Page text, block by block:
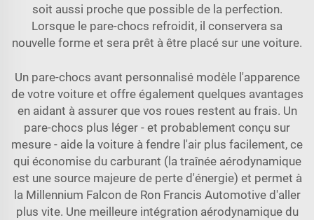
soit aussi proche que possible de la perfection.
Lorsque le pare-chocs refroidit, il conservera sa
nouvelle forme et sera prêt à être placé sur une voiture.
Un pare-chocs avant personnalisé modèle l'apparence
de votre voiture et offre également quelques avantages
en aidant à assurer que vos roues restent au frais. Un
pare-chocs plus léger - et probablement conçu sur
mesure - aide la voiture à fendre l'air plus facilement, ce
qui économise du carburant (la traînée aérodynamique
est une source majeure de perte d'énergie) et permet à
la Millennium Falcon de Ron Francis Automotive d'aller
plus vite. Une meilleure intégration aérodynamique du